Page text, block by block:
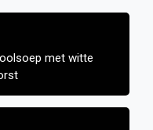
met witte